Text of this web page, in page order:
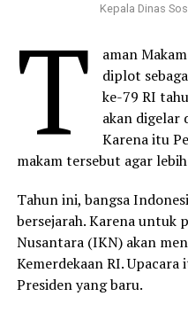
Kepala Dinas
T aman
diplot
ke-79 RI
akan digelar
Karena itu
makam tersebut agar
Tahun ini, bangsa
bersejarah. Karena untuk
Nusantara (IKN) akan
Kemerdekaan RI.
Presiden yang baru.